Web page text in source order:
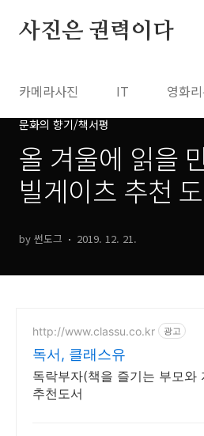
사진은 권력이다
카메라사진 IT 영화
문화의 향기/책서평
올 겨울에 읽을
빌게이츠 추천
by 썬도그 2019. 12. 21.
http://www.classu.co.kr 광고
독서, 클래스유
독락부자(책을 즐기는 부모와
추천도서